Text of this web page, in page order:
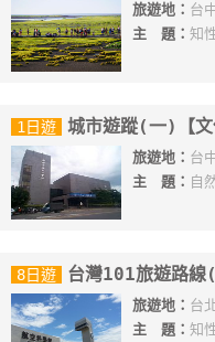
旅遊地： 台
主 題： 知
1日遊 城市遊蹤(一)【
旅遊地： 台
主 題： 自
8日遊 台灣101旅遊路
旅遊地： 台
主 題： 知